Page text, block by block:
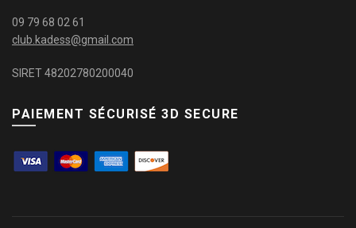
09 79 68 02 61
club.kadess@gmail.com
SIRET 48202780200040
PAIEMENT SÉCURISÉ 3D SECURE